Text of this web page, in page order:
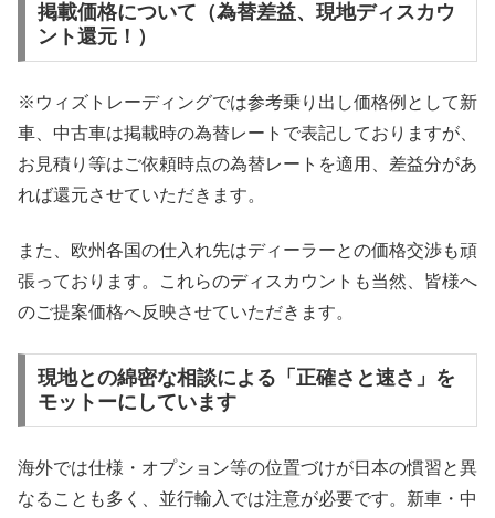
掲載価格について（為替差益、現地ディスカウ
ント還元！）
※ウィズトレーディングでは参考乗り出し価格例として新
車、中古車は掲載時の為替レートで表記しておりますが、
お見積り等はご依頼時点の為替レートを適用、差益分があ
れば還元させていただきます。
また、欧州各国の仕入れ先はディーラーとの価格交渉も頑
張っております。これらのディスカウントも当然、皆様へ
のご提案価格へ反映させていただきます。
現地との綿密な相談による「正確さと速さ」を
モットーにしています
海外では仕様・オプション等の位置づけが日本の慣習と異
なることも多く、並行輸入では注意が必要です。新車・中